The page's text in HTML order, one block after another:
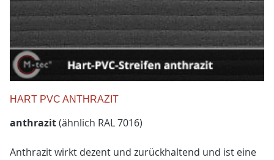
HART PVC ANTHRAZIT
anthrazit(ähnlich RAL 7016)
Anthrazit wirkt dezent und zurückhaltend und ist eine